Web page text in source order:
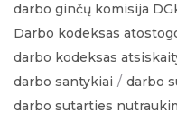
darbo ginčų komisija
Darbo kodeksas
darbo kodeksas
darbo santykiai
darbo
darbo sutarties